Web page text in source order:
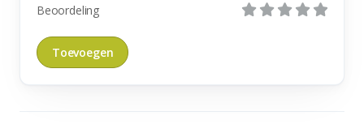
Beoordeling